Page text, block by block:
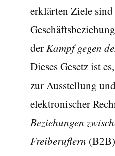
erklärten Ziele
derKampf gegen
Dieses Gesetz ist
zur Ausstellung
elektronischer
Beziehungen
Freiberuflern